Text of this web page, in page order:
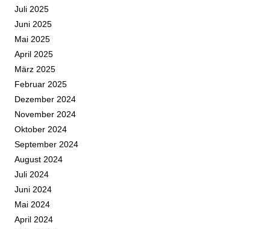
Juli 2025
Juni 2025
Mai 2025
April 2025
März 2025
Februar 2025
Dezember 2024
November 2024
Oktober 2024
September 2024
August 2024
Juli 2024
Juni 2024
Mai 2024
April 2024